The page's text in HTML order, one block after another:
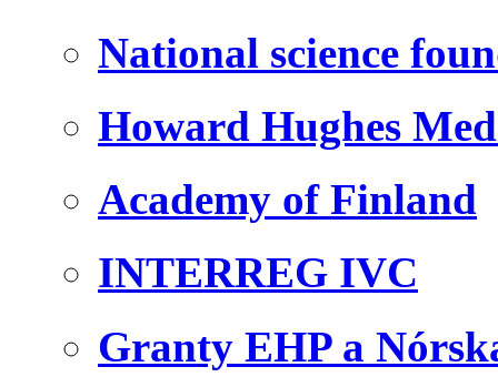
National science
Howard Hughes
Academy of Finland
INTERREG IVC
Granty EHP a